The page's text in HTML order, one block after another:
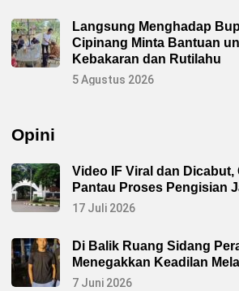
s
K
e
l
a
a
n
k
a
s
b
i
u
n
g
d
i
Langsung Menghadap
Cipinang Minta Bantuan
Kebakaran dan Rutilahu
5 Agustus 2026
Opini
Video IF Viral dan Dicabut,
Pantau Proses Pengisian
17 Juli 2026
Di Balik Ruang Sidang
Menegakkan Keadilan
7 Juni 2026